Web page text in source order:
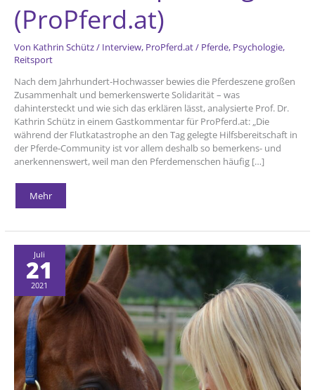
(ProPferd.at)
Von Kathrin Schütz/ Interview, ProPferd.at/ Pferde, Psychologie,
Reitsport
Nach dem Jahrhundert-Hochwasser bewies die Pferdeszene großen
Zusammenhalt und bemerkenswerte Solidarität – was
dahintersteckt und wie sich das erklären lässt, analysierte Prof. Dr.
Kathrin Schütz in einem Gastkommentar für ProPferd.at: „Die
während der Flutkatastrophe an den Tag gelegte Hilfsbereitschaft in
der Pferde-Community ist vor allem deshalb so bemerkens- und
anerkennenswert, weil man den Pferdemenschen häufig […]
Gastkommentar:
Darum
war
Hilfsbereitschaft
der
Flutkatastrophe
so
groß
(ProPferd.at)
Mehr
Juli
21
2021